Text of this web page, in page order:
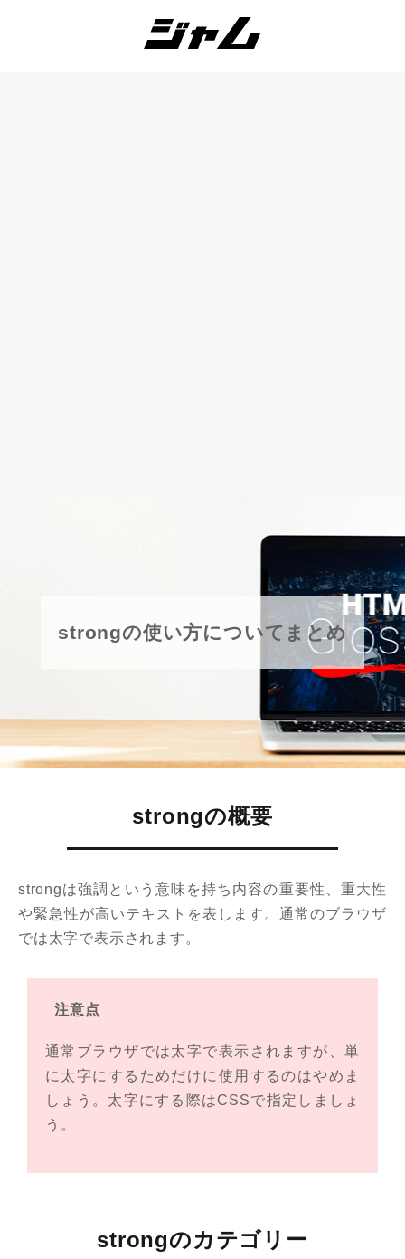
strongの使い方についてまとめ
strongの概要
strongは強調という意味を持ち内容の重要性、重大性
や緊急性が高いテキストを表します。通常のブラウザ
では太字で表示されます。
注意点
通常ブラウザでは太字で表示されますが、単
に太字にするためだけに使用するのはやめま
しょう。太字にする際はCSSで指定しましょ
う。
strongのカテゴリー